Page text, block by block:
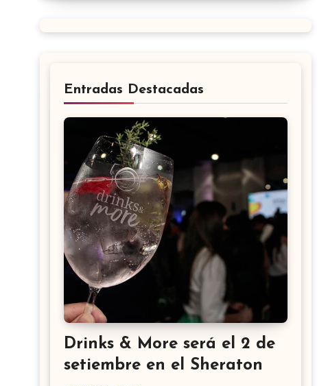
Entradas Destacadas
Drinks & More será el 2 de
setiembre en el Sheraton